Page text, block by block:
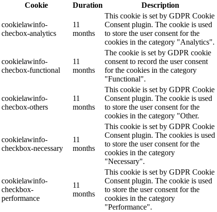
Cookie
Duration Description
cookielawinfo-
checbox-analytics
11
months
This cookie is set by GDPR Cookie
Consent plugin. The cookie is used
to store the user consent for the
cookies in the category "Analytics".
cookielawinfo-
checbox-functional
11
months
The cookie is set by GDPR cookie
consent to record the user consent
for the cookies in the category
"Functional".
cookielawinfo-
checbox-others
11
months
This cookie is set by GDPR Cookie
Consent plugin. The cookie is used
to store the user consent for the
cookies in the category "Other.
cookielawinfo-
checkbox-necessary
11
months
This cookie is set by GDPR Cookie
Consent plugin. The cookies is used
to store the user consent for the
cookies in the category
"Necessary".
cookielawinfo-
checkbox-
performance
11
months
This cookie is set by GDPR Cookie
Consent plugin. The cookie is used
to store the user consent for the
cookies in the category
"Performance".